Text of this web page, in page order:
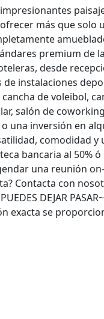
más que solo
premium de
desde
instalaciones
de voleibol,
salón de coworking
una inversión en
comodidad y
bancaria al 50% ó
una reunión
Contacta con
DEJAR
exacta se